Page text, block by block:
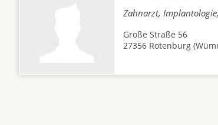
Zahnarzt,
Große Straße 56
27356 Rotenburg